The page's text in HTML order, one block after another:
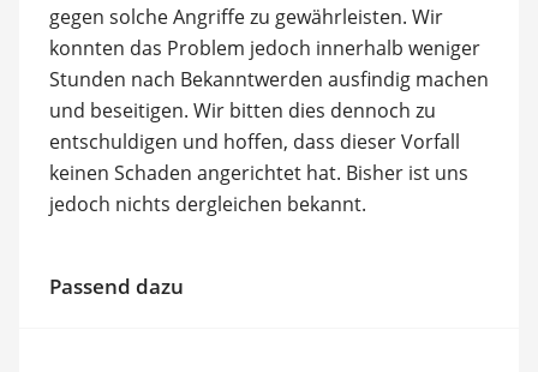
gegen solche Angriffe zu gewährleisten. Wir
konnten das Problem jedoch innerhalb weniger
Stunden nach Bekanntwerden ausfindig machen
und beseitigen. Wir bitten dies dennoch zu
entschuldigen und hoffen, dass dieser Vorfall
keinen Schaden angerichtet hat. Bisher ist uns
jedoch nichts dergleichen bekannt.
Passend dazu